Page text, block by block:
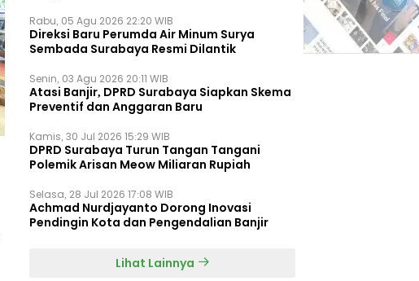
Rabu, 05 Agu 2026 22:20 WIB
Direksi Baru Perumda Air Minum Surya
Sembada Surabaya Resmi Dilantik
Senin, 03 Agu 2026 20:11 WIB
Atasi Banjir, DPRD Surabaya Siapkan Skema
Preventif dan Anggaran Baru
Kamis, 30 Jul 2026 15:29 WIB
DPRD Surabaya Turun Tangan Tangani
Polemik Arisan Meow Miliaran Rupiah
Selasa, 28 Jul 2026 17:08 WIB
Achmad Nurdjayanto Dorong Inovasi
Pendingin Kota dan Pengendalian Banjir
Lihat Lainnya